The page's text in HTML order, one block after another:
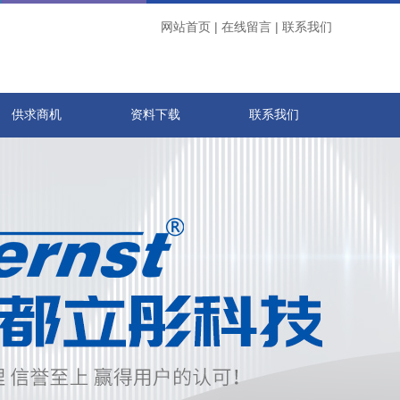
网站首页 | 在线留言 | 联系我们
供求商机 资料下载 联系我们